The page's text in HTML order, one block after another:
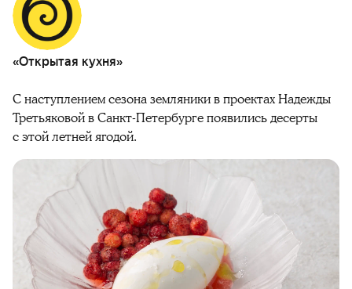
«Открытая кухня»
С наступлением сезона земляники в проектах Надежды
Третьяковой в Санкт-Петербурге появились десерты
с этой летней ягодой.